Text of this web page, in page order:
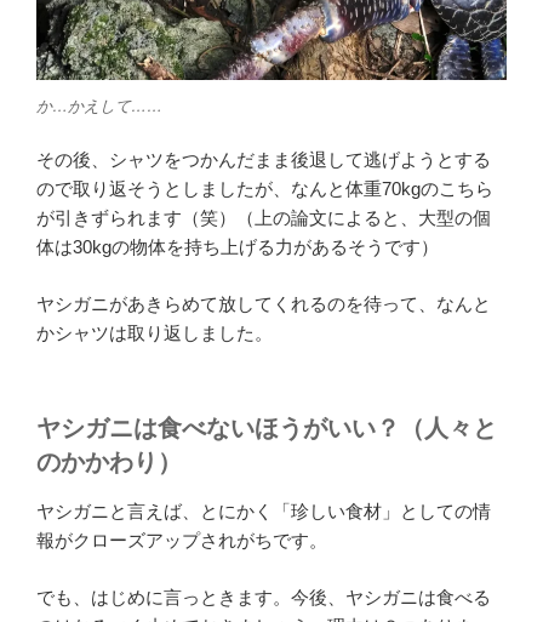
か…かえして……
その後、シャツをつかんだまま後退して逃げようとする
ので取り返そうとしましたが、なんと体重70kgのこちら
が引きずられます（笑）（上の論文によると、大型の個
体は30kgの物体を持ち上げる力があるそうです）
ヤシガニがあきらめて放してくれるのを待って、なんと
かシャツは取り返しました。
ヤシガニは食べないほうがいい？（人々と
のかかわり）
ヤシガニと言えば、とにかく「珍しい食材」としての情
報がクローズアップされがちです。
でも、はじめに言っときます。今後、ヤシガニは食べる